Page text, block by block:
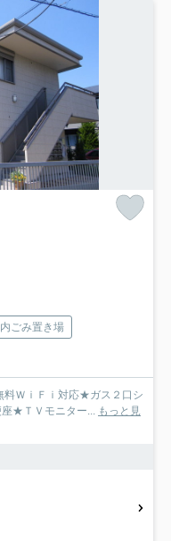
ごみ置き場
料ＷｉＦｉ対応★ガス２口シ
★ＴＶモニター... もっと見